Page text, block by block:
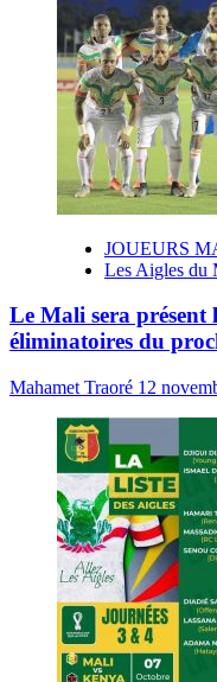
JOUEURS
Les Aigles du
Le Mali sera présent
éliminatoires du
Mahamet Traoré 12